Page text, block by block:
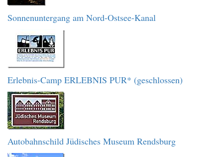
Sonnenuntergang am Nord-Ostsee-Kanal
Erlebnis-Camp ERLEBNIS PUR* (geschlossen)
Autobahnschild Jüdisches Museum Rendsburg